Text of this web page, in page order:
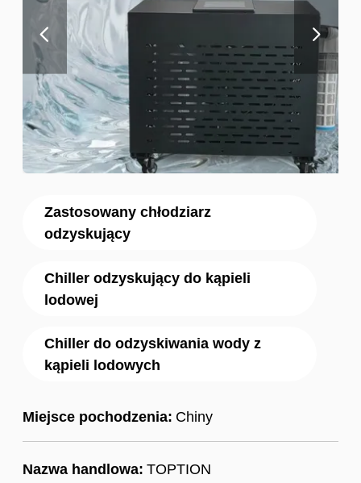
Zastosowany chłodziarz
odzyskujący
Chiller odzyskujący do kąpieli
lodowej
Chiller do odzyskiwania wody z
kąpieli lodowych
Miejsce pochodzenia: Chiny
Nazwa handlowa: TOPTION